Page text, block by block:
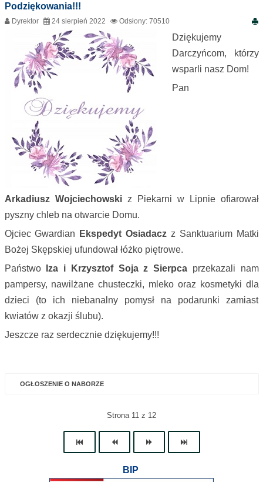
Podziękowania!!!
Dyrektor 24 sierpień 2022 Odsłony: 70510
Dziękujemy
Darczyńcom, którzy
wsparli nasz Dom!
Pan
Arkadiusz Wojciechowskiz Piekarni w Lipnie ofiarował
pyszny chleb na otwarcie Domu.
Ojciec Gwardian
Ekspedyt Osiadacz z Sanktuarium Matki
Bożej Skępskiej ufundował łóżko piętrowe.
PaństwoIza i Krzysztof Soja z Sierpca przekazali nam
pampersy, nawilżane chusteczki, mleko oraz kosmetyki dla
dzieci (to ich niebanalny pomysł na podarunki zamiast
kwiatów z okazji ślubu).
Jeszcze raz serdecznie dziękujemy!!!
OGŁOSZENIE O NABORZE
Strona 11 z 12
BIP